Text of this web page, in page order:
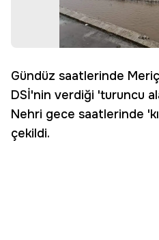
Gündüz saatlerinde
DSİ'nin verdiği 'turuncu
Nehri gece saatlerinde
çekildi.